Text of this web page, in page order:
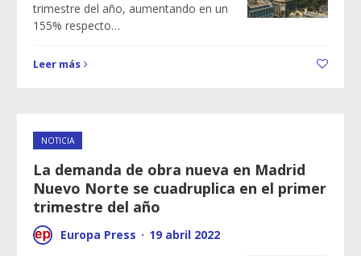
trimestre del año, aumentando en un
155% respecto…
Leer más
NOTICIA
La demanda de obra nueva en Madrid
Nuevo Norte se cuadruplica en el primer
trimestre del año
Europa Press · 19 abril 2022